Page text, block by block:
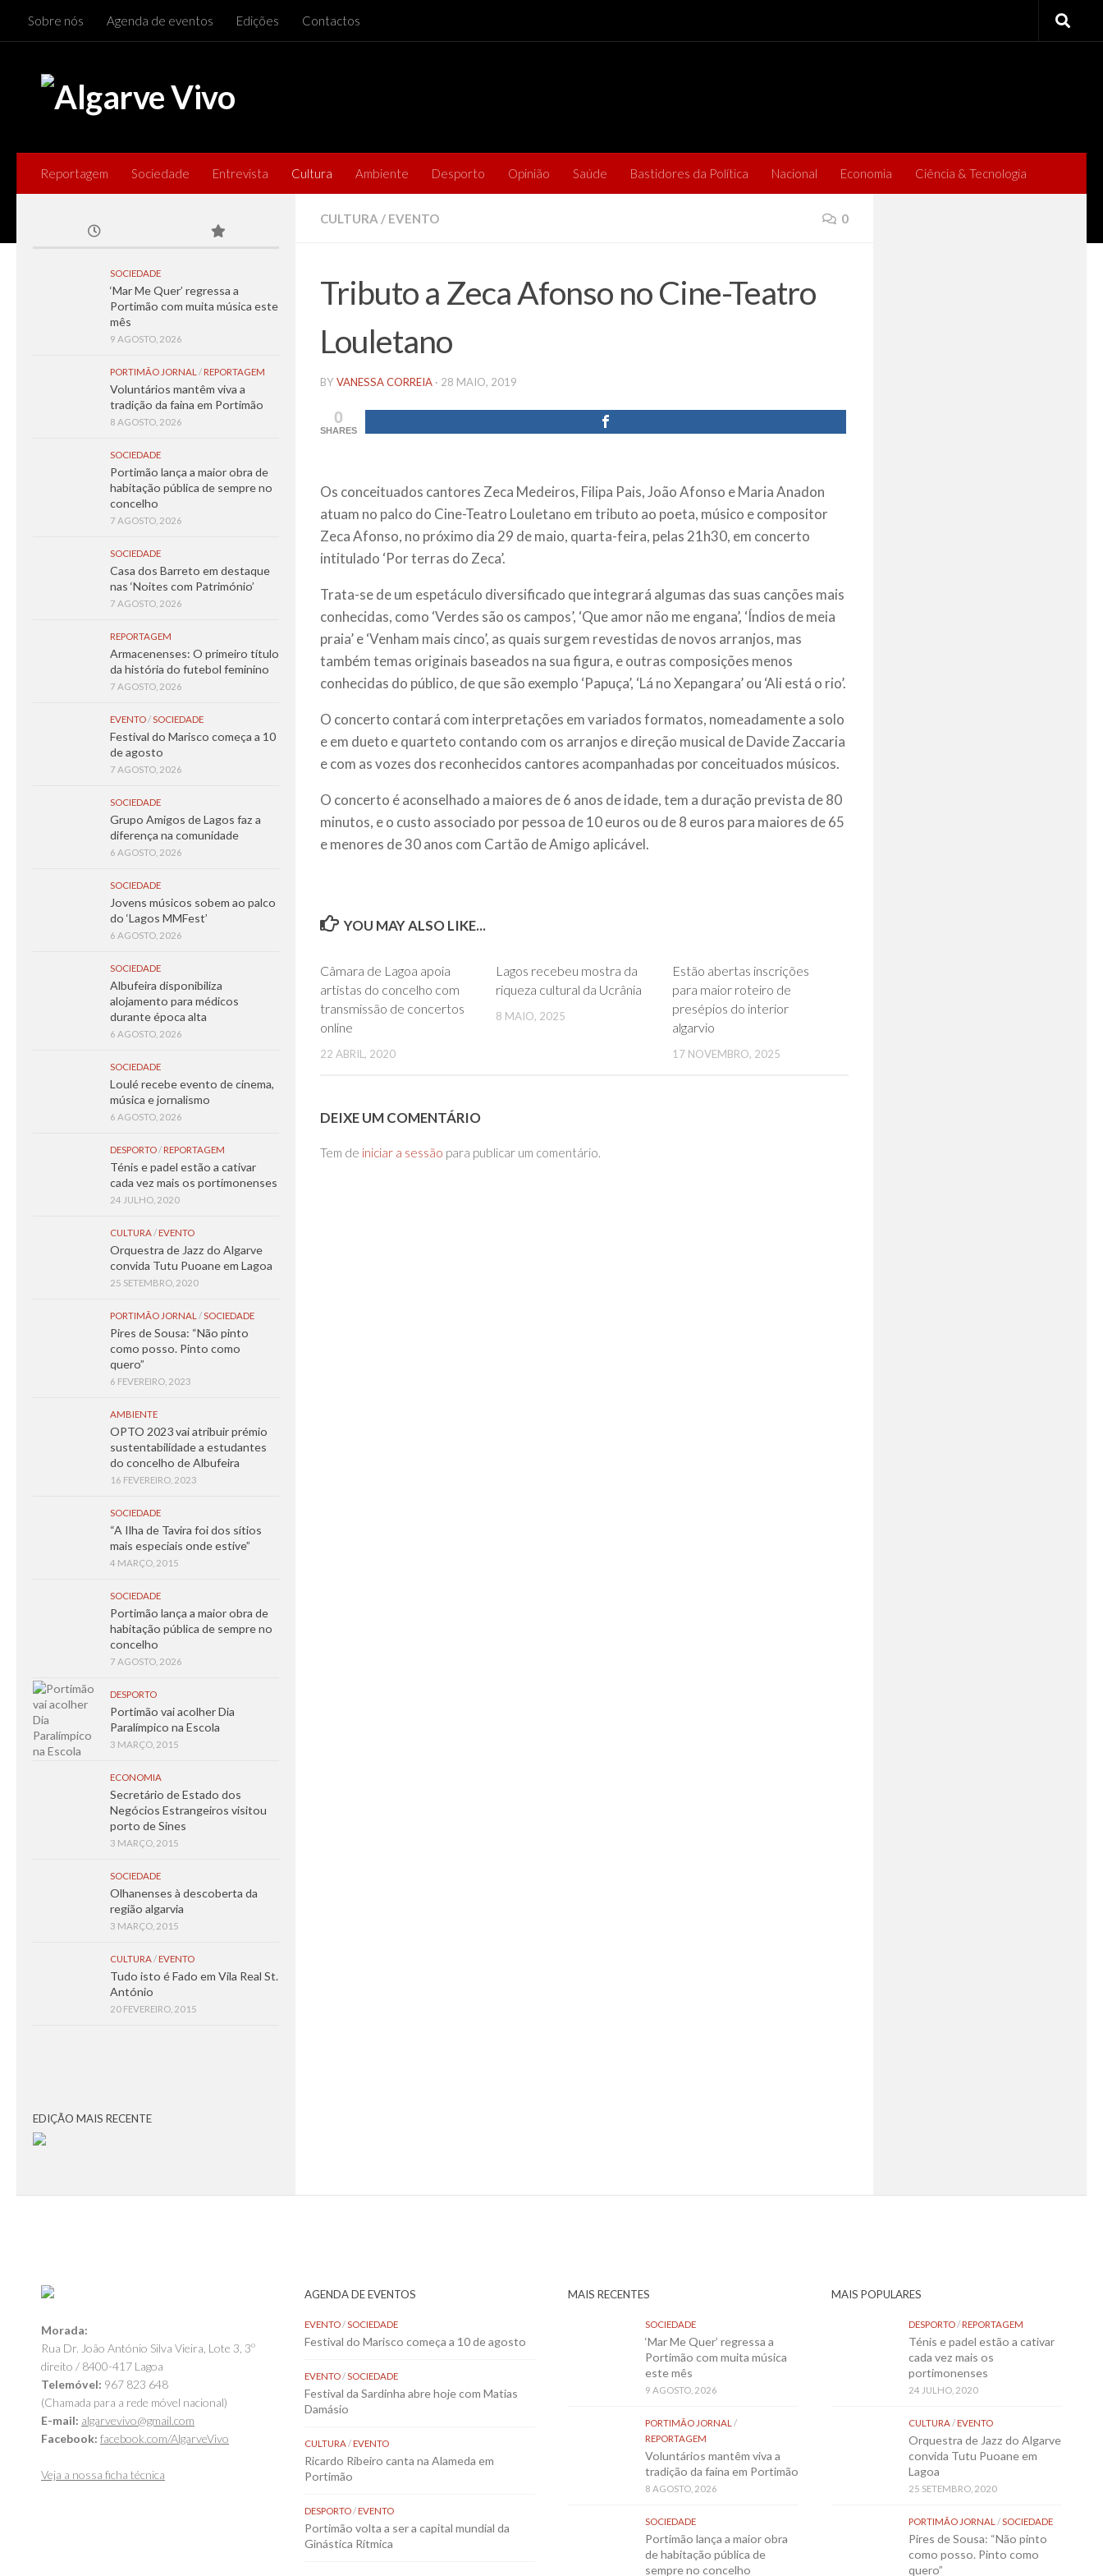
Skip to content
Sobre nós Agenda de eventos Edições Contactos
Reportagem Sociedade Entrevista Cultura Ambiente Desporto Opinião Saúde Bastidores da Política Nacional Economia Ciência & Tecnologia
CULTURA / EVENTO 0
Tributo a Zeca Afonso no Cine-Teatro
Louletano
BY VANESSA CORREIA · 28 MAIO, 2019
0
SHARES
Os conceituados cantores Zeca Medeiros, Filipa Pais, João Afonso e Maria Anadon
atuam no palco do Cine-Teatro Louletano em tributo ao poeta, músico e compositor
Zeca Afonso, no próximo dia 29 de maio, quarta-feira, pelas 21h30, em concerto
intitulado ‘Por terras do Zeca’.
Trata-se de um espetáculo diversificado que integrará algumas das suas canções mais
conhecidas, como ‘Verdes são os campos’, ‘Que amor não me engana’, ‘Índios de meia
praia’ e ‘Venham mais cinco’, as quais surgem revestidas de novos arranjos, mas
também temas originais baseados na sua figura, e outras composições menos
conhecidas do público, de que são exemplo ‘Papuça’, ‘Lá no Xepangara’ ou ‘Ali está o rio’.
O concerto contará com interpretações em variados formatos, nomeadamente a solo
e em dueto e quarteto contando com os arranjos e direção musical de Davide Zaccaria
e com as vozes dos reconhecidos cantores acompanhadas por conceituados músicos.
O concerto é aconselhado a maiores de 6 anos de idade, tem a duração prevista de 80
minutos, e o custo associado por pessoa de 10 euros ou de 8 euros para maiores de 65
e menores de 30 anos com Cartão de Amigo aplicável.
YOU MAY ALSO LIKE...
Câmara de Lagoa apoia
artistas do concelho com
transmissão de concertos
online
22 ABRIL, 2020
Lagos recebeu mostra da
riqueza cultural da Ucrânia
8 MAIO, 2025
Estão abertas inscrições
para maior roteiro de
presépios do interior
algarvio
17 NOVEMBRO, 2025
DEIXE UM COMENTÁRIO
Tem de iniciar a sessão para publicar um comentário.
SOCIEDADE
‘Mar Me Quer’ regressa a
Portimão com muita música este
mês
9 AGOSTO, 2026
PORTIMÃO JORNAL / REPORTAGEM
Voluntários mantêm viva a
tradição da faina em Portimão
8 AGOSTO, 2026
SOCIEDADE
Portimão lança a maior obra de
habitação pública de sempre no
concelho
7 AGOSTO, 2026
SOCIEDADE
Casa dos Barreto em destaque
nas ‘Noites com Património’
7 AGOSTO, 2026
REPORTAGEM
Armacenenses: O primeiro título
da história do futebol feminino
7 AGOSTO, 2026
EVENTO/SOCIEDADE
Festival do Marisco começa a 10
de agosto
7 AGOSTO, 2026
SOCIEDADE
Grupo Amigos de Lagos faz a
diferença na comunidade
6 AGOSTO, 2026
SOCIEDADE
Jovens músicos sobem ao palco
do ‘Lagos MMFest’
6 AGOSTO, 2026
SOCIEDADE
Albufeira disponibiliza
alojamento para médicos
durante época alta
6 AGOSTO, 2026
SOCIEDADE
Loulé recebe evento de cinema,
música e jornalismo
6 AGOSTO, 2026
DESPORTO/ REPORTAGEM
Ténis e padel estão a cativar
cada vez mais os portimonenses
24 JULHO, 2020
CULTURA/ EVENTO
Orquestra de Jazz do Algarve
convida Tutu Puoane em Lagoa
25 SETEMBRO, 2020
PORTIMÃO JORNAL /SOCIEDADE
Pires de Sousa: “Não pinto
como posso. Pinto como
quero”
6 FEVEREIRO, 2023
AMBIENTE
OPTO 2023 vai atribuir prémio
sustentabilidade a estudantes
do concelho de Albufeira
16 FEVEREIRO, 2023
SOCIEDADE
“A Ilha de Tavira foi dos sítios
mais especiais onde estive”
4 MARÇO, 2015
SOCIEDADE
Portimão lança a maior obra de
habitação pública de sempre no
concelho
7 AGOSTO, 2026
DESPORTO
Portimão vai acolher Dia
Paralímpico na Escola
3 MARÇO, 2015
ECONOMIA
Secretário de Estado dos
Negócios Estrangeiros visitou
porto de Sines
3 MARÇO, 2015
SOCIEDADE
Olhanenses à descoberta da
região algarvia
3 MARÇO, 2015
CULTURA/ EVENTO
Tudo isto é Fado em Vila Real St.
António
20 FEVEREIRO, 2015
EDIÇÃO MAIS RECENTE
Morada:
Rua Dr. João António Silva Vieira, Lote 3, 3º
direito / 8400-417 Lagoa
Telemóvel: 967 823 648
(Chamada para a rede móvel nacional)
E-mail: algarvevivo@gmail.com
Facebook: facebook.com/AlgarveVivo
Veja a nossa ficha técnica
AGENDA DE EVENTOS
EVENTO/SOCIEDADE
Festival do Marisco começa a 10 de agosto
EVENTO/SOCIEDADE
Festival da Sardinha abre hoje com Matias
Damásio
CULTURA/EVENTO
Ricardo Ribeiro canta na Alameda em
Portimão
DESPORTO/EVENTO
Portimão volta a ser a capital mundial da
Ginástica Rítmica
MAIS RECENTES
SOCIEDADE
‘Mar Me Quer’ regressa a
Portimão com muita música
este mês
9 AGOSTO, 2026
PORTIMÃO JORNAL /
REPORTAGEM
Voluntários mantêm viva a
tradição da faina em Portimão
8 AGOSTO, 2026
SOCIEDADE
Portimão lança a maior obra
de habitação pública de
sempre no concelho
MAIS POPULARES
DESPORTO/REPORTAGEM
Ténis e padel estão a cativar
cada vez mais os
portimonenses
24 JULHO, 2020
CULTURA/EVENTO
Orquestra de Jazz do Algarve
convida Tutu Puoane em
Lagoa
25 SETEMBRO, 2020
PORTIMÃO JORNAL /SOCIEDADE
Pires de Sousa: “Não pinto
como posso. Pinto como
quero”